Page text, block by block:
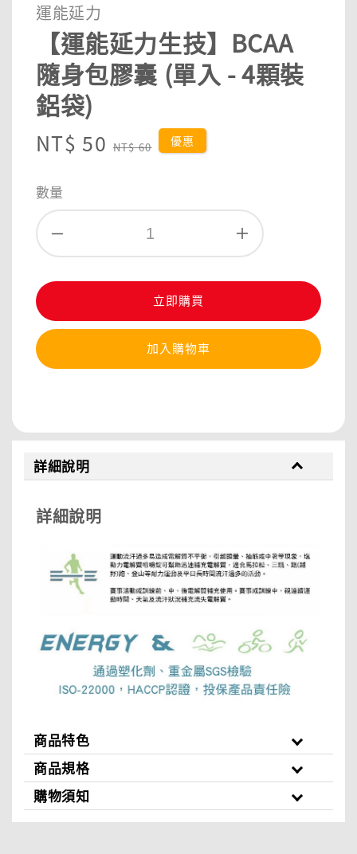
運能延力
【運能延力生技】BCAA
隨身包膠囊 (單入 - 4顆裝
鋁袋)
Sale
NT$ 50 Regular
NT$ 60 優惠
數量
立即購買
加入購物車
詳細說明
詳細說明
商品特色
商品規格
購物須知